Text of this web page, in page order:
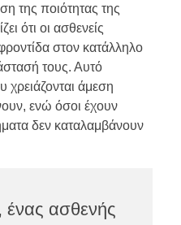
της ποιότητας της
ότι οι ασθενείς
στον κατάλληλο
τους. Αυτό
χρειάζονται άμεση
ενώ όσοι έχουν
δεν καταλαμβάνουν
ένας ασθενής